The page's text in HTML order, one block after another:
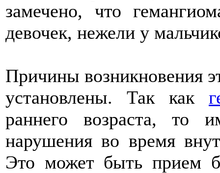
замечено, что
девочек, нежели у
Причины возникновения
установлены. Так как
раннего возраста, то
нарушения во время
Это может быть прием